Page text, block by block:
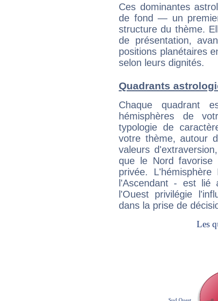
Ces dominantes
de fond — un
structure du thème.
de présentation,
positions planétaires
selon leurs dignités.
Quadrants
Chaque quadrant
hémisphères de
typologie de
votre thème, autour
valeurs
que le Nord favorise
privée.
l'Ascendant - est
l'Ouest privilégie
dans la prise de